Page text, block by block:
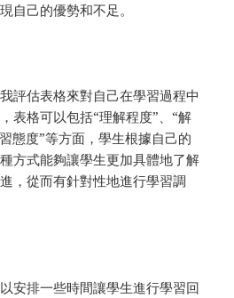
自己的優勢和不足。
評估表格來對自己在學習過程中
表格可以包括“理解程度”、“解
態度”等方面，學生根據自己的
方式能夠讓學生更加具體地了解
，從而有針對性地進行學習調
安排一些時間讓學生進行學習回